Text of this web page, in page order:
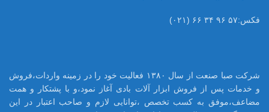
فکس:۵۷ ۹۶ ۳۴ ۶۶ (۰۲۱)
شرکت صبا صنعت از سال ۱۳۸۰ فعالیت خود را در زمینه واردات،فروش
و خدمات پس از فروش ابزار آلات بادی آغاز نمود،و با پشتکار و همت
مضاعف،موفق به کسب تخصص ،توانایی لازم و صاحب اعتبار در این